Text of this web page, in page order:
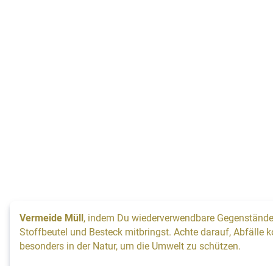
Vermeide Müll, indem Du wiederverwendbare
Stoffbeutel und Besteck mitbringst. Achte darauf, Abfälle
besonders in der Natur, um die Umwelt zu schützen.